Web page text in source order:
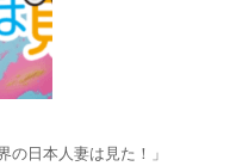
日本人妻は見た！」